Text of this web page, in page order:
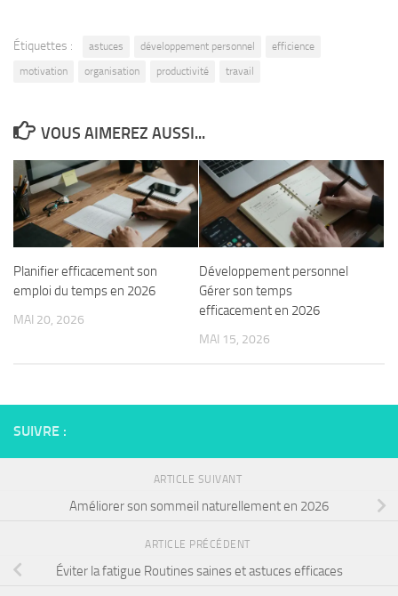
Étiquettes : astuces développement personnel
efficience
motivation
organisation productivité travail
VOUS AIMEREZ AUSSI...
Planifier efficacement son
emploi du temps en 2026
MAI 20, 2026
Développement personnel
Gérer son temps
efficacement en 2026
MAI 15, 2026
SUIVRE :
ARTICLE SUIVANT
Améliorer son sommeil naturellement en 2026
ARTICLE PRÉCÉDENT
Éviter la fatigue Routines saines et astuces efficaces